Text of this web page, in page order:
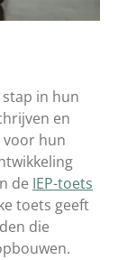
in hun
en
voor hun
de IEP-toets
toets geeft
die